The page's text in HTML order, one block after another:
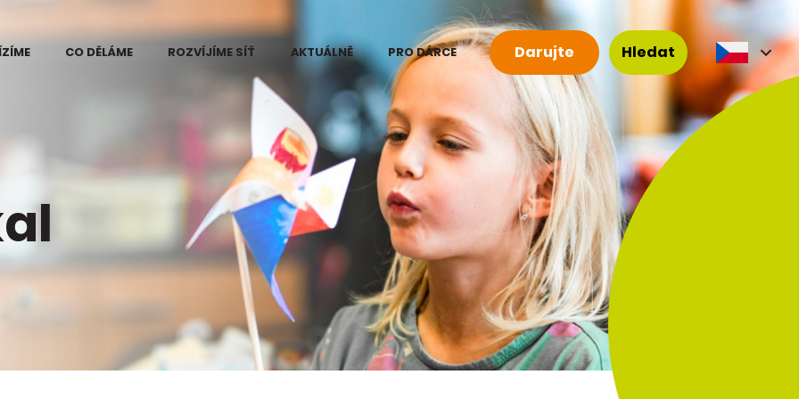
Eduzměna
informace
CO DĚLÁME
Kde vidíme problém
Projekt Eduzměna
Co děláme na
Co děláme na
Zábřežsku
Měníme postoj ke
vzdělávání
ROZVÍJÍME SÍŤ AKTUÁLNĚ PRO DÁRCE Darujte Hledat